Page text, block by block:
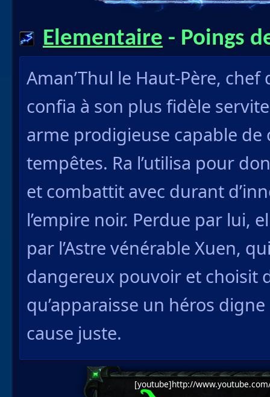
Elementaire - Poings
Aman’Thul le Haut-Père,
confia à son plus fidèle
arme prodigieuse capable
tempêtes. Ra l’utilisa pour
et combattit avec durant
l’empire noir. Perdue par lui,
par l’Astre vénérable Xuen,
dangereux pouvoir et choisit
qu’apparaisse un héros
cause juste.
[youtube]http://